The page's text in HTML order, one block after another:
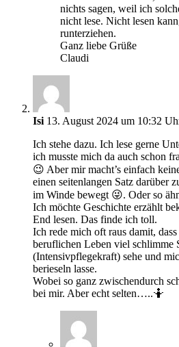
nichts sagen, weil ich
nicht lese. Nicht lesen
runterziehen.
Ganz liebe Grüße
Claudi
Isi 13. August 2024 um 10:32
Ich stehe dazu. Ich lese gerne
ich musste mich da auch schon
😉 Aber mir macht’s einfach
einen seitenlangen Satz darüber
im Winde bewegt 😜. Oder so
Ich möchte Geschichte erzählt
End lesen. Das finde ich toll.
Ich rede mich oft raus damit,
beruflichen Leben viel schlimme
(Intensivpflegekraft) sehe und
berieseln lasse.
Wobei so ganz zwischendurch
bei mir. Aber echt selten…..🤷